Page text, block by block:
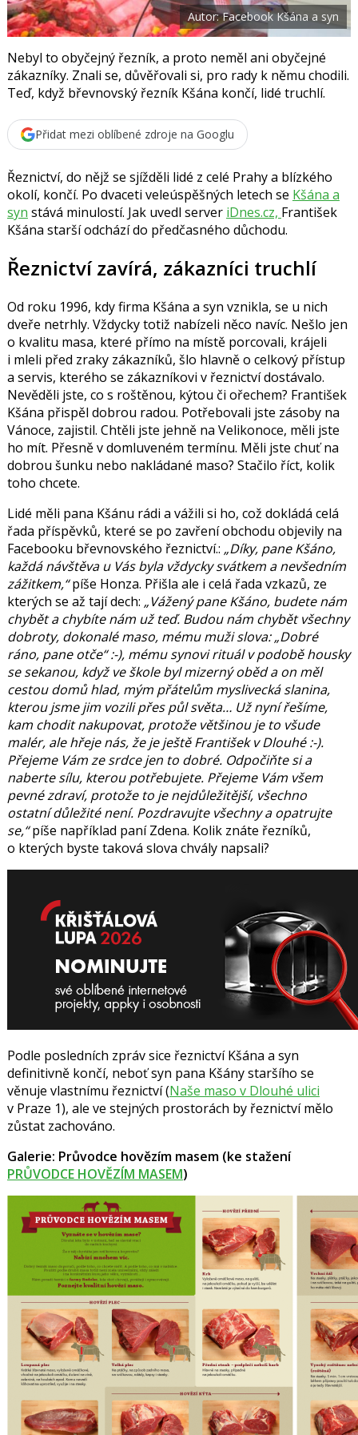
o
o
k
Autor: Facebook Kšána a syn
Nebyl to obyčejný řezník, a proto neměl ani obyčejné
zákazníky. Znali se, důvěřovali si, pro rady k němu chodili.
Teď, když břevnovský řezník Kšána končí, lidé truchlí.
Přidat mezi oblíbené zdroje na Googlu
Řeznictví, do nějž se sjížděli lidé z celé Prahy a blízkého
okolí, končí. Po dvaceti veleúspěšných letech se Kšána a
syn stává minulostí. Jak uvedl server iDnes.cz, František
Kšána starší odchází do předčasného důchodu.
Řeznictví zavírá, zákazníci truchlí
Od roku 1996, kdy firma Kšána a syn vznikla, se u nich
dveře netrhly. Vždycky totiž nabízeli něco navíc. Nešlo jen
o kvalitu masa, které přímo na místě porcovali, krájeli
i mleli před zraky zákazníků, šlo hlavně o celkový přístup
a servis, kterého se zákazníkovi v řeznictví dostávalo.
Nevěděli jste, co s roštěnou, kýtou či ořechem? František
Kšána přispěl dobrou radou. Potřebovali jste zásoby na
Vánoce, zajistil. Chtěli jste jehně na Velikonoce, měli jste
ho mít. Přesně v domluveném termínu. Měli jste chuť na
dobrou šunku nebo nakládané maso? Stačilo říct, kolik
toho chcete.
Lidé měli pana Kšánu rádi a vážili si ho, což dokládá celá
řada příspěvků, které se po zavření obchodu objevily na
Facebooku břevnovského řeznictví.: „Díky, pane Kšáno,
každá návštěva u Vás byla vždycky svátkem a nevšedním
zážitkem,“píše Honza. Přišla ale i celá řada vzkazů, ze
kterých se až tají dech: „Vážený pane Kšáno, budete nám
chybět a chybíte nám už teď. Budou nám chybět všechny
dobroty, dokonalé maso, mému muži slova: „Dobré
ráno, pane otče“ :-), mému synovi rituál v podobě housky
se sekanou, když ve škole byl mizerný oběd a on měl
cestou domů hlad, mým přátelům myslivecká slanina,
kterou jsme jim vozili přes půl světa… Už nyní řešíme,
kam chodit nakupovat, protože většinou je to všude
malér, ale hřeje nás, že je ještě František v Dlouhé :-).
Přejeme Vám ze srdce jen to dobré. Odpočiňte si a
naberte sílu, kterou potřebujete. Přejeme Vám všem
pevné zdraví, protože to je nejdůležitější, všechno
ostatní důležité není. Pozdravujte všechny a opatrujte
se,“píše například paní Zdena. Kolik znáte řezníků,
o kterých byste taková slova chvály napsali?
Podle posledních zpráv sice řeznictví Kšána a syn
definitivně končí, neboť syn pana Kšány staršího se
věnuje vlastnímu řeznictví (Naše maso v Dlouhé ulici
v Praze 1), ale ve stejných prostorách by řeznictví mělo
zůstat zachováno.
Galerie: Průvodce hovězím masem (ke stažení
PRŮVODCE HOVĚZÍM MASEM)